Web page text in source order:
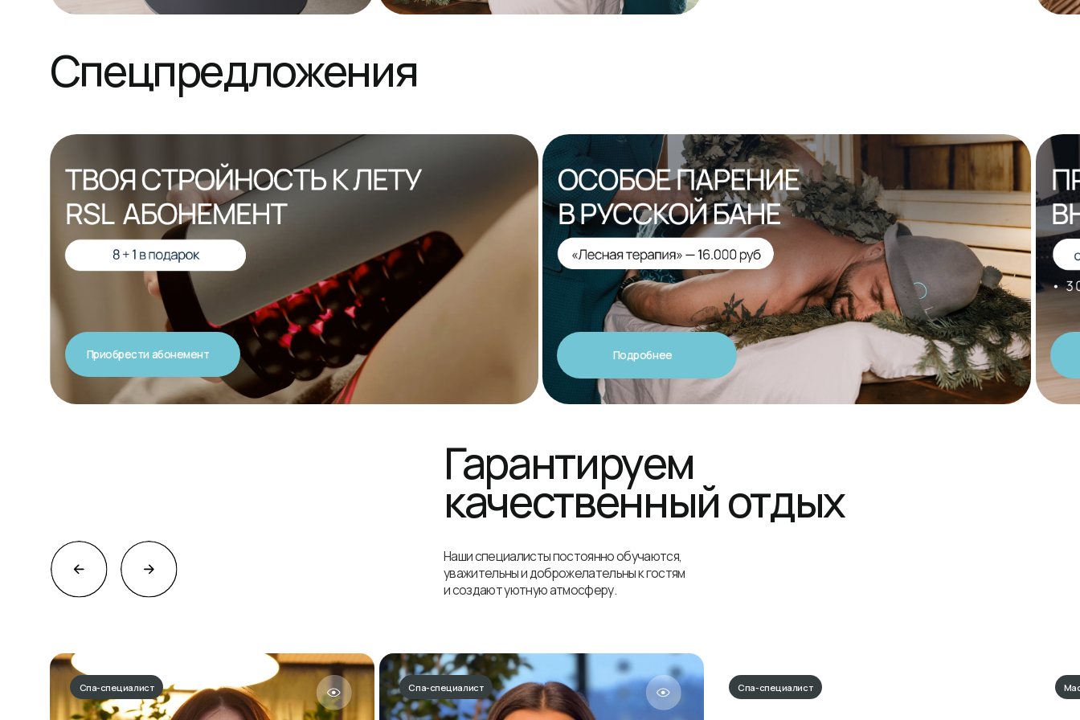
Приобрести абонемент
Наши специалисты постоянно обучаются,
уважительны и доброжелательны к гостям
и создают уютную атмосферу.
Екатерина
Спа-специалист
Мишель
Спа-специалист
Юлия
Массажист
Гарантируем
качественный отдых